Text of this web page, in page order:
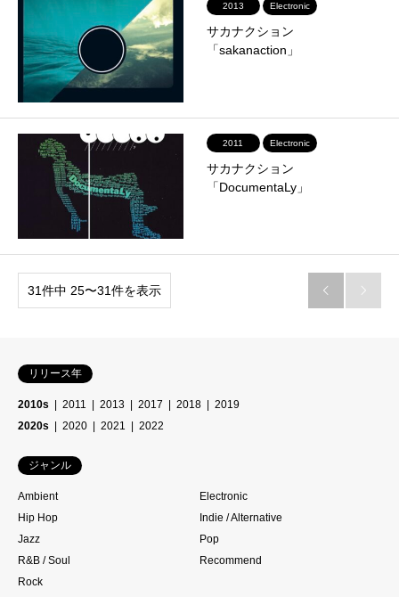
2013 Electronic
サカナクション
「sakanaction」
2011 Electronic
サカナクション
「DocumentaLy」
31件中 25〜31件を表示  
リリース年
2010s 2011 2013 2017 2018
2019
2020s
2020 2021 2022
ジャンル
Ambient
Electronic
Hip Hop
Indie / Alternative
Jazz
Pop
R&B / Soul
Recommend
Rock